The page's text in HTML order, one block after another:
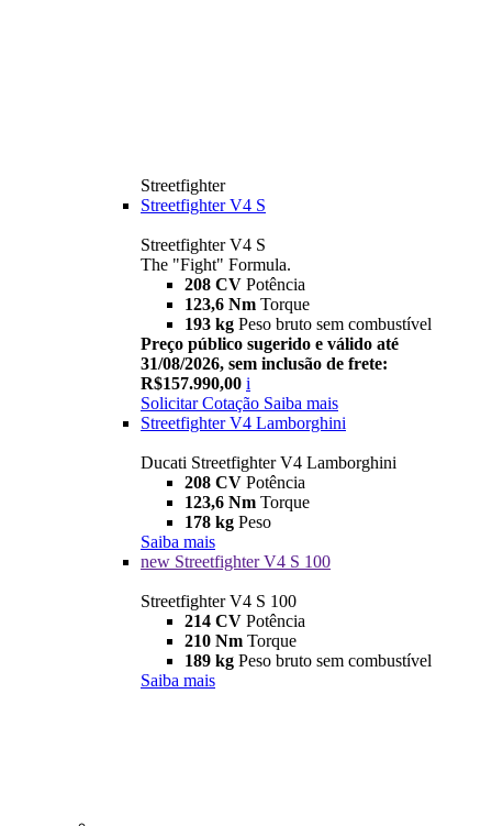
Streetfighter
Streetfighter V4 S
Streetfighter V4 S
The "Fight" Formula.
208 CV Potência
123,6 Nm Torque
193 kg Peso bruto sem combustível
Preço público sugerido e válido até
31/08/2026, sem inclusão de frete:
R$157.990,00 i
Solicitar Cotação Saiba mais
Streetfighter V4 Lamborghini
Ducati Streetfighter V4 Lamborghini
208 CV Potência
123,6 Nm Torque
178 kg Peso
Saiba mais
new Streetfighter V4 S 100
Streetfighter V4 S 100
214 CV Potência
210 Nm Torque
189 kg Peso bruto sem combustível
Saiba mais